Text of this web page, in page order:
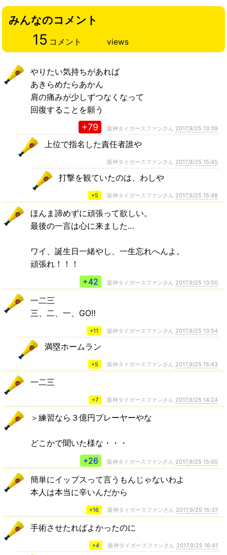
みんなのコメント
15 コメント views
やりたい気持ちがあれば
あきらめたらあかん
肩の痛みが少しずつなくなって
回復することを願う
+79 阪神タイガースファンさん 2017,9/25 13:39
上位で指名した責任者誰や
阪神タイガースファンさん 2017,9/25 15:45
打撃を観ていたのは、わしや
+5 阪神タイガースファンさん 2017,9/25 15:48
ほんま諦めずに頑張って欲しい。
最後の一言は心に来ました…
ワイ、誕生日一緒やし、一生忘れへんよ。
頑張れ！！！
+42
阪神タイガースファンさん 2017,9/25 13:50
一二三
三、二、一、GO‼️
+11 阪神タイガースファンさん 2017,9/25 13:54
満塁ホームラン
+5 阪神タイガースファンさん 2017,9/25 15:43
一二三
+7 阪神タイガースファンさん 2017,9/25 14:24
＞練習なら３億円プレーヤーやな
どこかで聞いた様な・・・
+26
阪神タイガースファンさん 2017,9/25 15:00
簡単にイップスって言うもんじゃないわよ
本人は本当に辛いんだから
+16 阪神タイガースファンさん 2017,9/25 15:37
手術させたればよかったのに
+4 阪神タイガースファンさん 2017,9/25 16:41